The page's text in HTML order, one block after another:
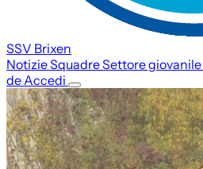
SSV Brixen
NotizieSquadreSettore giovanile
deAccedi